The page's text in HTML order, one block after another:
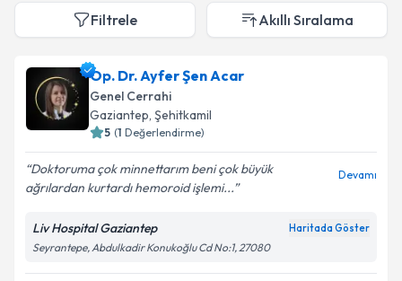
Filtrele Akıllı Sıralama
Op. Dr. Ayfer Şen Acar
Genel Cerrahi
Gaziantep, Şehitkamil
5 (1 Değerlendirme)
Doktoruma çok minnettarım beni çok büyük
ağrılardan kurtardı hemoroid işlemi...
Devamı
Liv Hospital Gaziantep Haritada Göster
Seyrantepe, Abdulkadir Konukoğlu Cd No:1, 27080